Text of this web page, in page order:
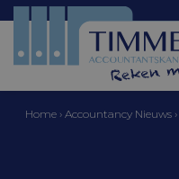
Home › Accountancy Nieuws ›